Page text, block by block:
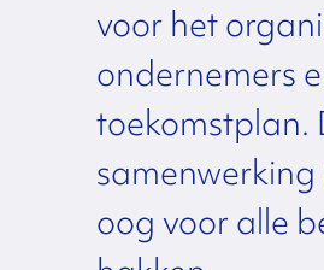
voor het
ondernemers
toekomstplan.
oog voor alle